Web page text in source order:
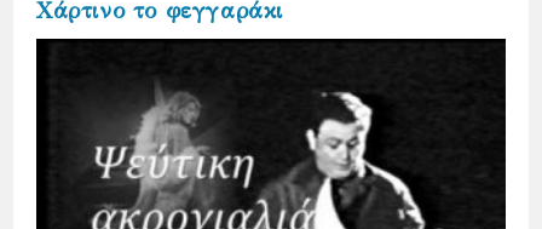
Χάρτινο το φεγγαράκι